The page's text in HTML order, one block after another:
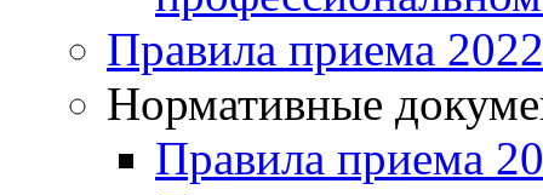
Правила приема
Нормативные
Правила приема